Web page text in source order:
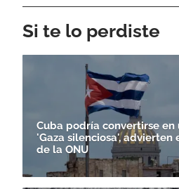
Si te lo perdiste
Cuba podría convertirse en
'Gaza silenciosa', advierten
de la ONU